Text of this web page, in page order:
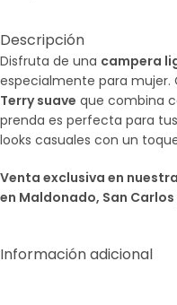
Descripción
Disfruta de una campera
especialmente para mujer.
Terry suave que combina
prenda es perfecta para
looks casuales con un
Venta exclusiva en
en Maldonado, San Carlos
Información adicional